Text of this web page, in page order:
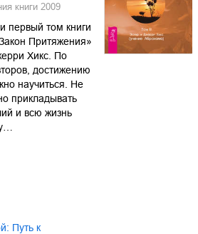
книги 2009
первый том книги
Притяжения»
Хикс. По
достижению
научиться. Не
прикладывать
и всю жизнь
Путь к